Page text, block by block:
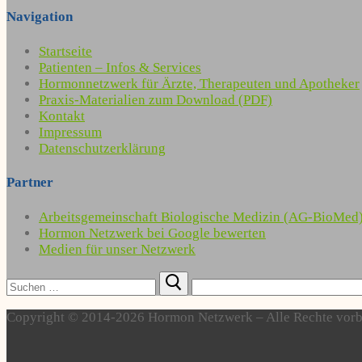
Navigation
Startseite
Patienten – Infos & Services
Hormonnetzwerk für Ärzte, Therapeuten und Apotheker
Praxis-Materialien zum Download (PDF)
Kontakt
Impressum
Datenschutzerklärung
Partner
Arbeitsgemeinschaft Biologische Medizin (AG-BioMed)
Hormon Netzwerk bei Google bewerten
Medien für unser Netzwerk
Suchen
nach:
Copyright © 2014-2026 Hormon Netzwerk – Alle Rechte